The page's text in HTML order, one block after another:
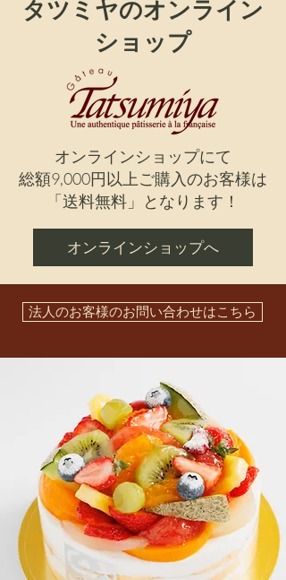
タツミヤのオンライン
ショップ
​オンラインショップにて
総額9,000円以上ご購入のお客様は
​「送料無料」となります！
オンラインショップへ
法人のお客様のお問い合わせはこちら